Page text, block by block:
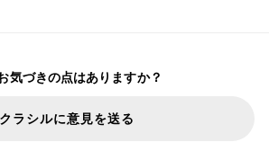
気づきの点はありますか？
クラシルに意見を送る